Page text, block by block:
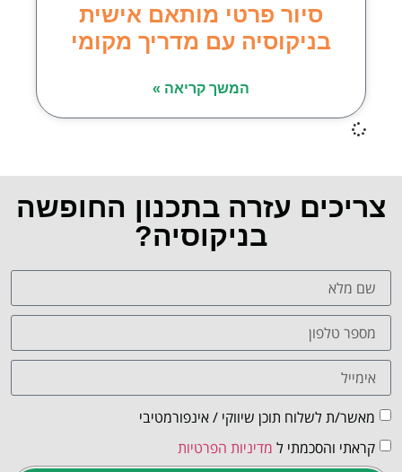
סיור פרטי מותאם אישית
בניקוסיה עם מדריך מקומי
המשך קריאה »
צריכים עזרה בתכנון החופשה
בניקוסיה?
מאשר/ת לשלוח תוכן שיווקי / אינפורמטיבי
קראתי והסכמתי ל מדיניות הפרטיות